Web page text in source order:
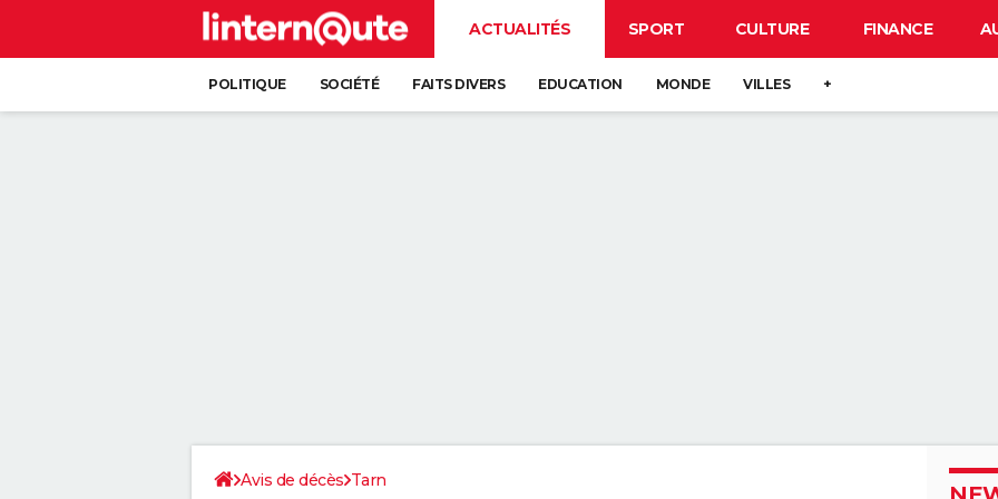
ACTUALITÉS SPORT CULTURE FINANCE
POLITIQUE SOCIÉTÉ FAITS DIVERS EDUCATION MONDE VILLES +
Avis de décès Tarn